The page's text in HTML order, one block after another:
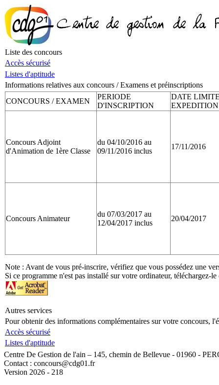
Liste des concours
Accès sécurisé
Listes d'aptitude
Informations relatives aux concours / Examens et préinscriptions
CONCOURS / EXAMEN
PERIODE
D'INSCRIPTION
DATE
EXPEDITION
Concours Adjoint
d'Animation de 1ère Classe
du 04/10/2016 au
09/11/2016 inclus
17/11/2016
Concours Animateur
du 07/03/2017 au
12/04/2017 inclus
20/04/2017
Note : Avant de vous pré-inscrire, vérifiez que vous possédez une
Si ce programme n'est pas installé sur votre ordinateur, téléchargez-
Autres services
Pour obtenir des informations complémentaires sur votre concours,
Accès sécurisé
Listes d'aptitude
Centre De Gestion de l'ain – 145, chemin de Bellevue - 01960 -
Contact : concours@cdg01.fr
Version 2026 - 218